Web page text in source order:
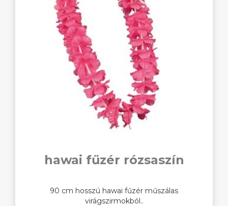
hawai fűzér rózsaszín
90 cm hosszú hawai fűzér műszálas
virágszirmokból..